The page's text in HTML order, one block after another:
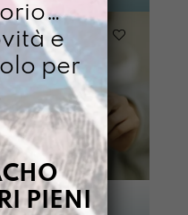
€
e
per
PIENI